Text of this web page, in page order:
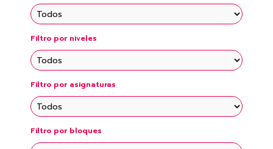
Fichas Didácticas Temáticas
Fichas didácticas educación básica
Filtro por niveles
Filtro por asignaturas
Filtro por bloques